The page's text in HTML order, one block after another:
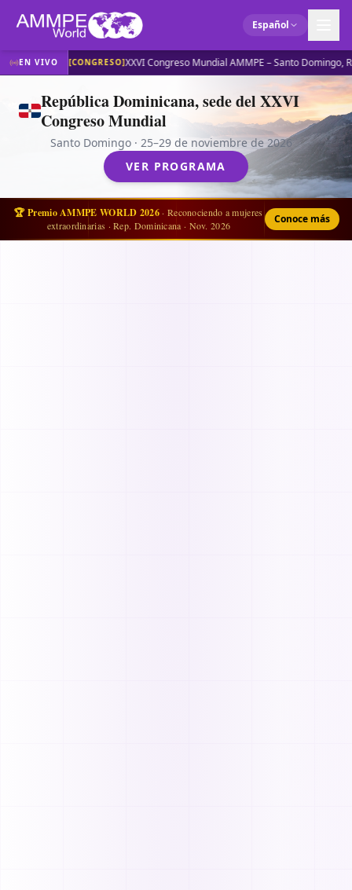
Español
EN VIVO CONGRESO]XXVI Congreso Mundial AMMPE – Santo Domingo,
República Dominicana, sede del XXVI
Congreso Mundial
Santo Domingo · 25–29 de noviembre de 2026
VER PROGRAMA
🏆Premio AMMPE WORLD 2026 · Reconociendo a mujeres
extraordinarias · Rep. Dominicana · Nov. 2026
Conoce más